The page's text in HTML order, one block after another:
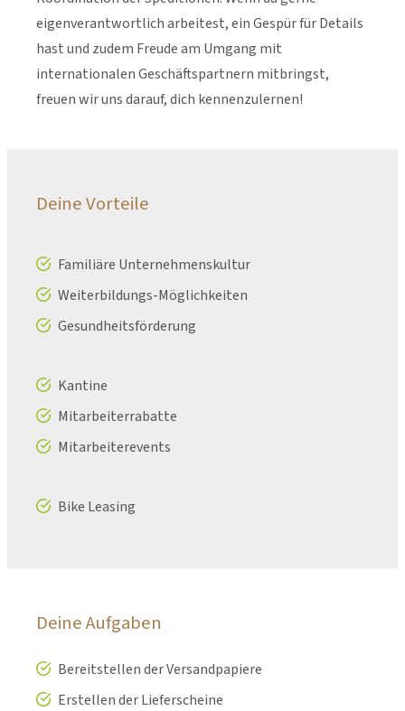
eigenverantwortlich arbeitest, ein Gespür für Details
hast und zudem Freude am Umgang mit
internationalen Geschäftspartnern mitbringst,
freuen wir uns darauf, dich kennenzulernen!
Deine Vorteile
Familiäre Unternehmenskultur
Weiterbildungs-Möglichkeiten
Gesundheitsförderung
Kantine
Mitarbeiterrabatte
Mitarbeiterevents
Bike Leasing
Deine Aufgaben
Bereitstellen der Versandpapiere
Erstellen der Lieferscheine